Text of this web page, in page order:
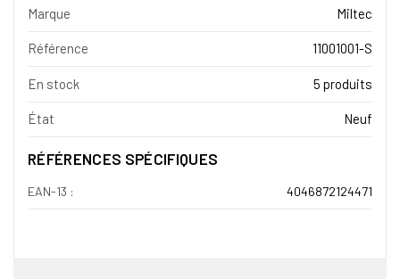
Marque Miltec
Référence 11001001-S
En stock 5 produits
État Neuf
RÉFÉRENCES SPÉCIFIQUES
EAN-13 : 4046872124471